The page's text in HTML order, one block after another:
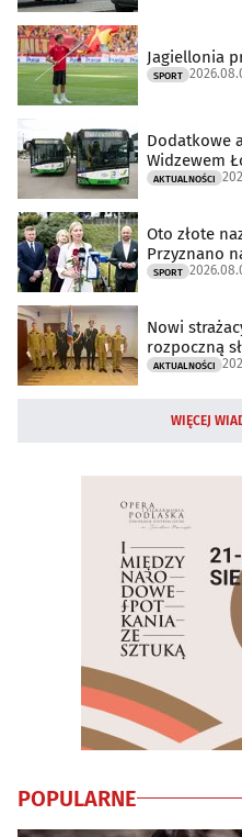
Jagiellonia
SPORT
Dodatkowe
Widzewem
AKTUALNOŚCI
Oto złote
Przyznano
SPORT
Nowi
rozpoczną
AKTUALNOŚCI
WIĘCEJ
POPULARNE